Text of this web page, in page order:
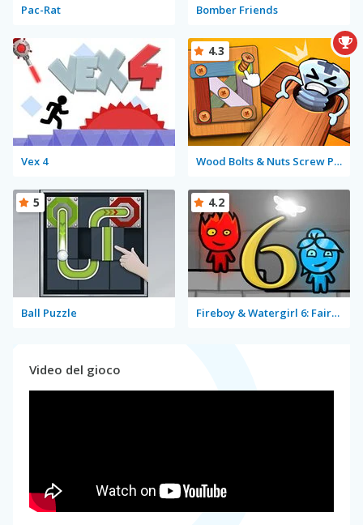
Pac-Rat Bomber Friends
Vex 4 Wood Bolts & Nuts Screw Pin Puzzle
4.3
Ball Puzzle
5
Fireboy & Watergirl 6: Fairy Tales
4.2
Video del gioco